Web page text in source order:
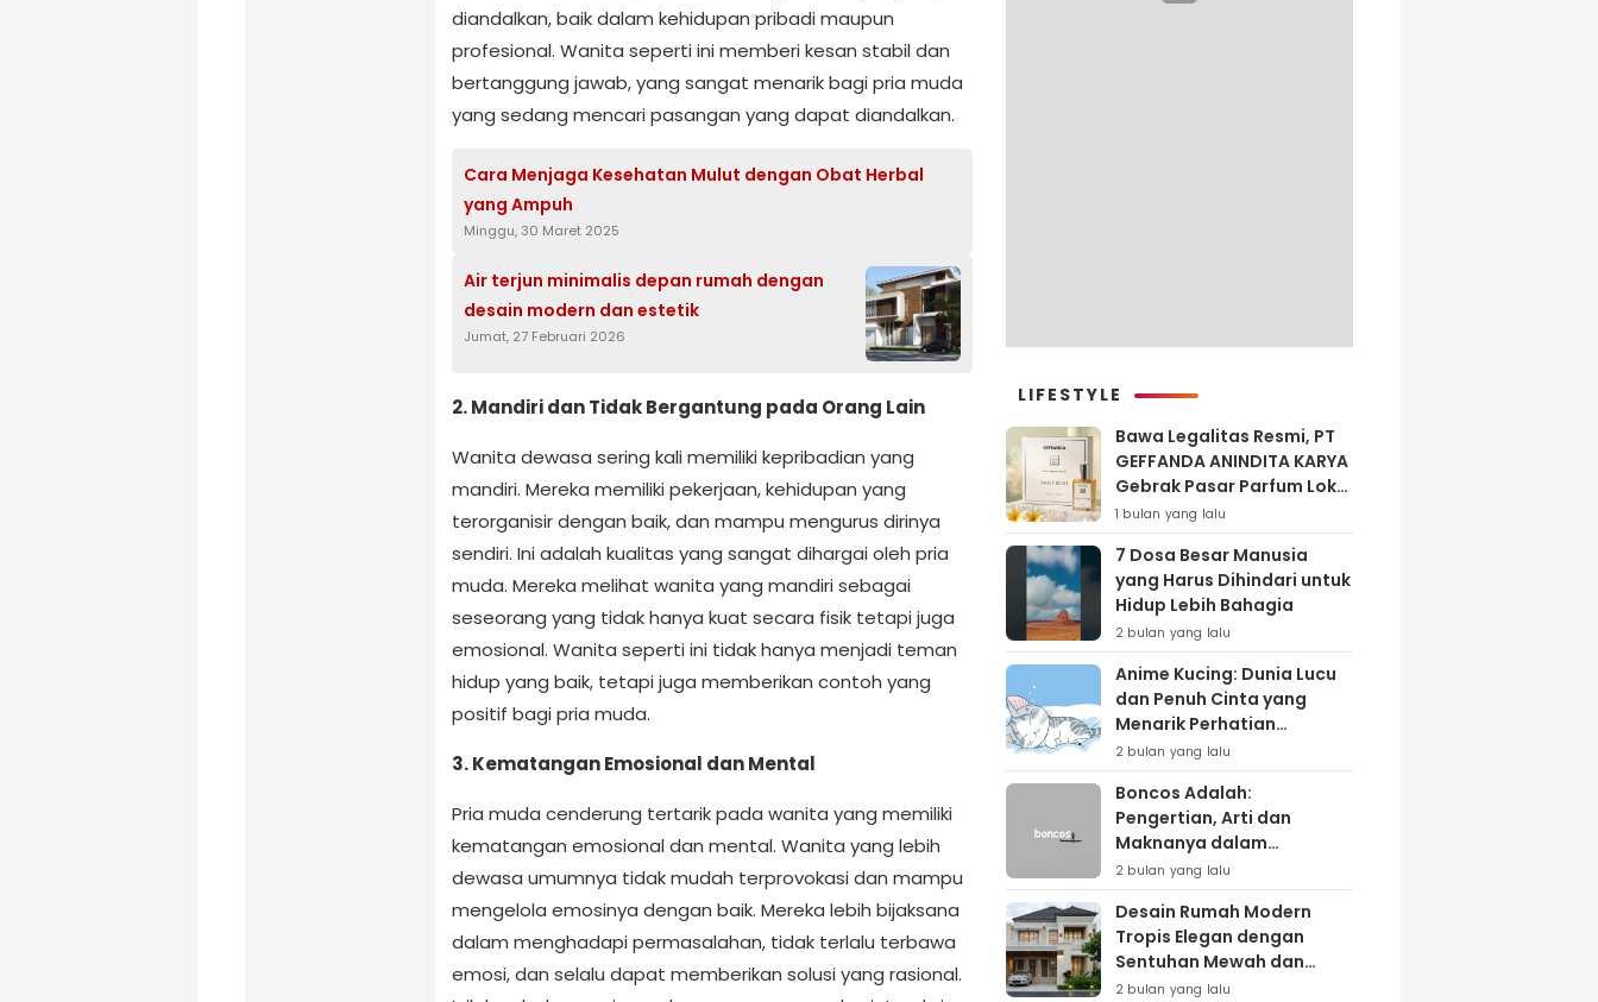
diandalkan, baik dalam kehidupan pribadi maupun
profesional. Wanita seperti ini memberi kesan stabil dan
bertanggung jawab, yang sangat menarik bagi pria muda
yang sedang mencari pasangan yang dapat diandalkan.
Cara Menjaga Kesehatan Mulut dengan Obat Herbal
yang Ampuh
Minggu, 30 Maret 2025
Air terjun minimalis depan rumah dengan
desain modern dan estetik
Jumat, 27 Februari 2026
2. Mandiri dan Tidak Bergantung pada Orang Lain
Wanita dewasa sering kali memiliki kepribadian yang
mandiri. Mereka memiliki pekerjaan, kehidupan yang
terorganisir dengan baik, dan mampu mengurus dirinya
sendiri. Ini adalah kualitas yang sangat dihargai oleh pria
muda. Mereka melihat wanita yang mandiri sebagai
seseorang yang tidak hanya kuat secara fisik tetapi juga
emosional. Wanita seperti ini tidak hanya menjadi teman
hidup yang baik, tetapi juga memberikan contoh yang
positif bagi pria muda.
3. Kematangan Emosional dan Mental
Pria muda cenderung tertarik pada wanita yang memiliki
kematangan emosional dan mental. Wanita yang lebih
dewasa umumnya tidak mudah terprovokasi dan mampu
mengelola emosinya dengan baik. Mereka lebih bijaksana
dalam menghadapi permasalahan, tidak terlalu terbawa
emosi, dan selalu dapat memberikan solusi yang rasional.
LIFESTYLE
Bawa Legalitas Resmi, PT
GEFFANDA ANINDITA KARYA
Gebrak Pasar Parfum Lokal
Lewat Varian ‘Daily Bliss’
1 bulan yang lalu
7 Dosa Besar Manusia
yang Harus Dihindari untuk
Hidup Lebih Bahagia
2 bulan yang lalu
Anime Kucing: Dunia Lucu
dan Penuh Cinta yang
Menarik Perhatian
Penggemar
2 bulan yang lalu
Boncos Adalah:
Pengertian, Arti dan
Maknanya dalam
Kehidupan Sehari-hari
2 bulan yang lalu
Desain Rumah Modern
Tropis Elegan dengan
Sentuhan Mewah dan
Natural
2 bulan yang lalu